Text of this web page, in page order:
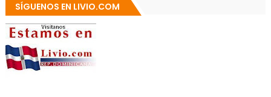
SÍGUENOS EN LIVIO.COM